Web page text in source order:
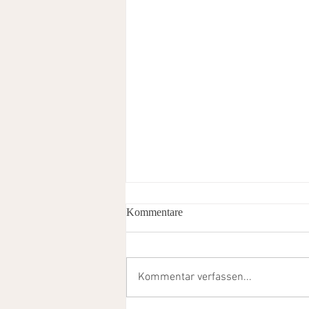
Kommentare
Kommentar verfassen...